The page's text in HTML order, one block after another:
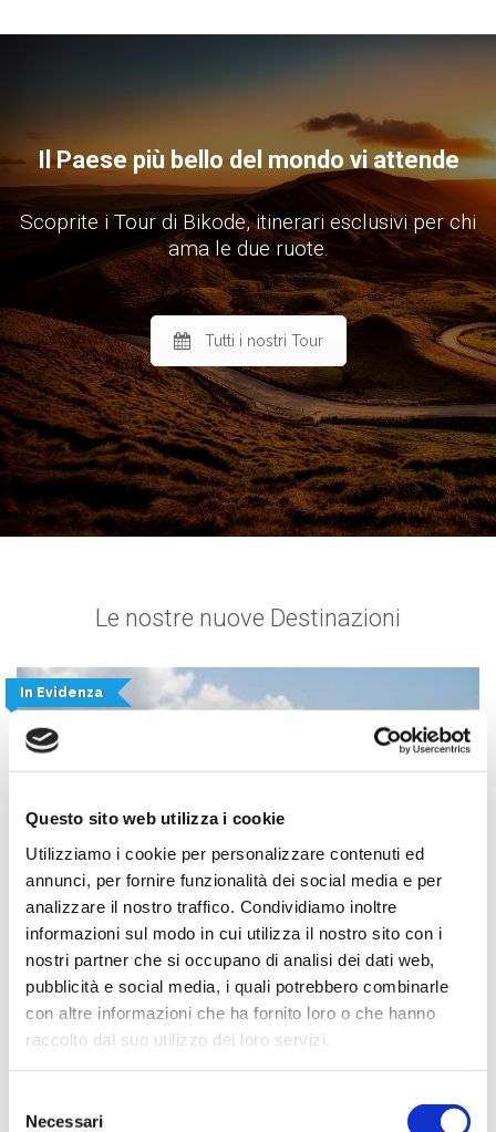
Questo sito web utilizza i cookie
Utilizziamo i cookie per personalizzare contenuti ed
annunci, per fornire funzionalità dei social media e per
analizzare il nostro traffico. Condividiamo inoltre
informazioni sul modo in cui utilizza il nostro sito con i
nostri partner che si occupano di analisi dei dati web,
pubblicità e social media, i quali potrebbero combinarle
con altre informazioni che ha fornito loro o che hanno
raccolto dal suo utilizzo dei loro servizi.
delNecessari
Il Paese più bello del mondo vi attende
Scoprite i Tour di Bikode, itinerari esclusivi per chi
ama le due ruote.
Tutti i nostri Tour
Le nostre nuove Destinazioni
In Evidenza
Escursione di 1 giorno fra natura, cultura e sculture
Lamezia Terme
€140,00